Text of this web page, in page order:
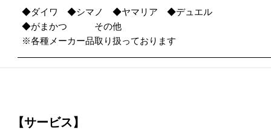
◆ダイワ ◆シマノ ◆ヤマリア ◆デュエル
◆がまかつ その他
※各種メーカー品取り扱っております
【サービス】